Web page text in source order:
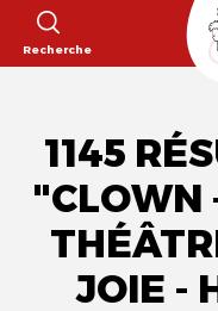
Recherche
1145
"CLOWN
JOIE -